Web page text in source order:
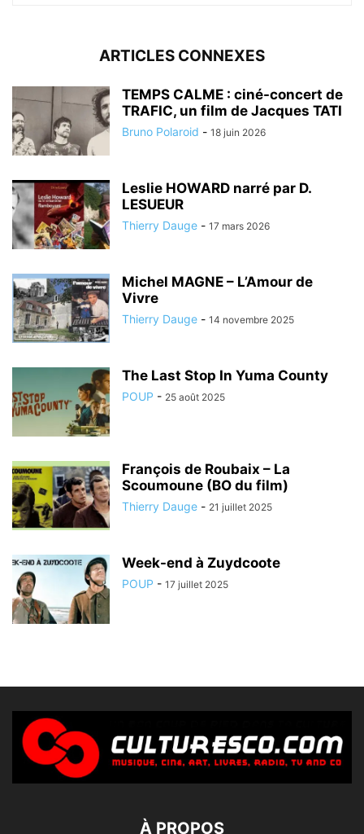
ARTICLES CONNEXES
TEMPS CALME : ciné-concert de
TRAFIC, un film de Jacques TATI
Bruno Polaroid - 18 juin 2026
Leslie HOWARD narré par D.
LESUEUR
Thierry Dauge - 17 mars 2026
Michel MAGNE – L’Amour de
Vivre
Thierry Dauge - 14 novembre 2025
The Last Stop In Yuma County
POUP - 25 août 2025
François de Roubaix – La
Scoumoune (BO du film)
Thierry Dauge - 21 juillet 2025
Week-end à Zuydcoote
POUP - 17 juillet 2025
À PROPOS